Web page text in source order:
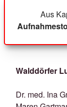
Aus
Walddörfer
Dr. med. Ina